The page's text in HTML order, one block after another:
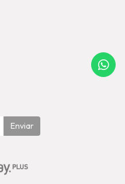
Enviar